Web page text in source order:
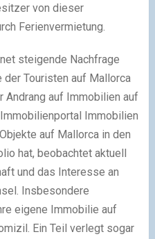
von dieser
Ferienvermietung.
steigende Nachfrage
Touristen auf Mallorca
Andrang auf Immobilien auf
Immobilien
auf Mallorca in den
hat, beobachtet aktuell
und das Interesse an
Insbesondere
eigene Immobilie auf
Ein Teil verlegt sogar